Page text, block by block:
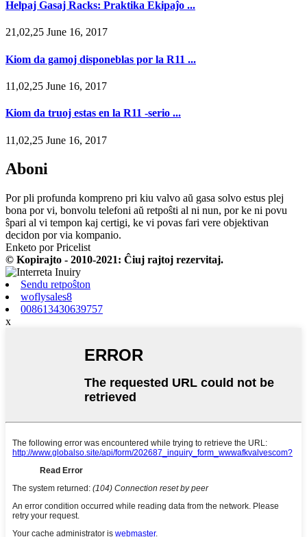
Helpaj Gasaj Racks: Praktika Ekipaĵo ...
21,02,25 June 16, 2017
Kiom da gamoj disponeblas por la R11 ...
11,02,25 June 16, 2017
Kiom da truoj estas en la R11 -serio ...
11,02,25 June 16, 2017
Aboni
Por pli profunda kompreno pri kiu valvo aŭ gasa solvo estus plej
bona por vi, bonvolu telefoni aŭ retpoŝti al ni nun, por ke ni povu
ŝpari al vi tempon kaj certigi, ke vi povas fari vere objektivan
decidon por via kompanio.
Enketo por Pricelist
© Kopirajto - 2010-2021: Ĉiuj rajtoj rezervitaj.
Sendu retpoŝton
woflysales8
008613430639757
x